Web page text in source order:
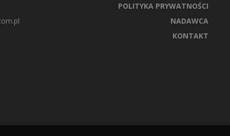
POLITYKA PRYWATNOŚCI
NADAWCA
KONTAKT